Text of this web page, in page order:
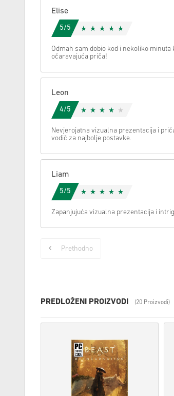
Elise
5/5
Odmah sam dobio kod i nekoliko
očaravajuća priča!
Leon
4/5
Nevjerojatna vizualna prezentacija i
vodič za najbolje postavke.
Liam
5/5
Zapanjujuća vizualna prezentacija i
Prethodno
PREDLOŽENI PROIZVODI (20 Proizvodi)